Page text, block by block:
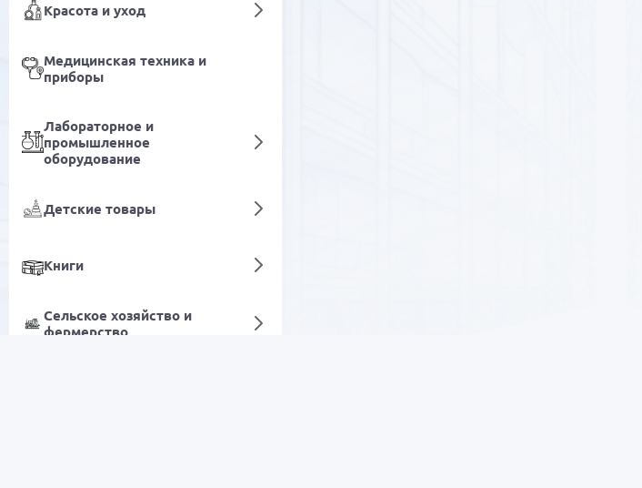
Красота и уход
Медицинская техника и
приборы
Лабораторное и
промышленное
оборудование
Детские товары
Книги
Сельское хозяйство и
фермерство